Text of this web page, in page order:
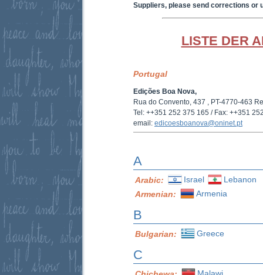
Suppliers, please send corrections or
LISTE DER
Portugal
Edições Boa Nova,
Rua do Convento, 437 , PT-4770-463
Tel: ++351 252 375 165 / Fax: ++351
email: edicoesboanova@oninet.pt
A
Arabic: Israel
Lebanon
Armenian:
Armenia
B
Bulgarian: Greece
C
Malawi